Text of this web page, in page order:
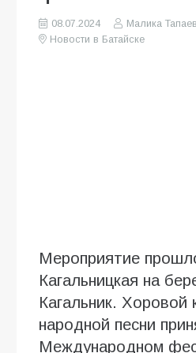
08.07.2024
Малика
Новости в Батайске
Мероприятие
Кагальницкая на
Кагальник. Хоровой
народной песни
Международном